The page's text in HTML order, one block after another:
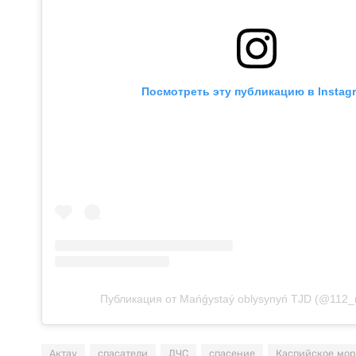
Посмотреть эту публикацию в
Публикация от Mańǵystaý oblysynyń TJD
Актау спасатели ДЧС спасение Каспийское